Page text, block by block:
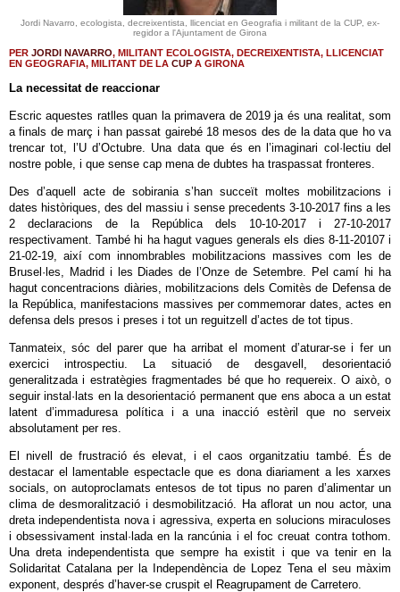
Jordi Navarro, ecologista, decreixentista, llicenciat en Geografia i militant de la CUP, ex-
regidor a l'Ajuntament de Girona
PER JORDI NAVARRO, MILITANT ECOLOGISTA, DECREIXENTISTA, LLICENCIAT
EN GEOGRAFIA, MILITANT DE LA CUP A GIRONA
La necessitat de reaccionar
Escric aquestes ratlles quan la primavera de 2019 ja és una realitat, som
a finals de març i han passat gairebé 18 mesos des de la data que ho va
trencar tot, l’U d’Octubre. Una data que és en l’imaginari col·lectiu del
nostre poble, i que sense cap mena de dubtes ha traspassat fronteres.
Des d’aquell acte de sobirania s’han succeït moltes mobilitzacions i
dates històriques, des del massiu i sense precedents 3-10-2017 fins a les
2 declaracions de la República dels 10-10-2017 i 27-10-2017
respectivament. També hi ha hagut vagues generals els dies 8-11-20107 i
21-02-19, així com innombrables mobilitzacions massives com les de
Brusel·les, Madrid i les Diades de l’Onze de Setembre. Pel camí hi ha
hagut concentracions diàries, mobilitzacions dels Comitès de Defensa de
la República, manifestacions massives per commemorar dates, actes en
defensa dels presos i preses i tot un reguitzell d’actes de tot tipus.
Tanmateix, sóc del parer que ha arribat el moment d’aturar-se i fer un
exercici introspectiu. La situació de desgavell, desorientació
generalitzada i estratègies fragmentades bé que ho requereix. O això, o
seguir instal·lats en la desorientació permanent que ens aboca a un estat
latent d’immaduresa política i a una inacció estèril que no serveix
absolutament per res.
El nivell de frustració és elevat, i el caos organitzatiu també. És de
destacar el lamentable espectacle que es dona diariament a les xarxes
socials, on autoproclamats entesos de tot tipus no paren d’alimentar un
clima de desmoralització i desmobilització. Ha aflorat un nou actor, una
dreta independentista nova i agressiva, experta en solucions miraculoses
i obsessivament instal·lada en la rancúnia i el foc creuat contra tothom.
Una dreta independentista que sempre ha existit i que va tenir en la
Solidaritat Catalana per la Independència de Lopez Tena el seu màxim
exponent, després d’haver-se cruspit el Reagrupament de Carretero.